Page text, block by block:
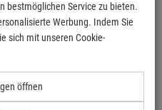
Deko Kugeln
bestmöglichen Service zu bieten.
Werbung. Indem Sie
sich mit unseren Cookie-
öffnen